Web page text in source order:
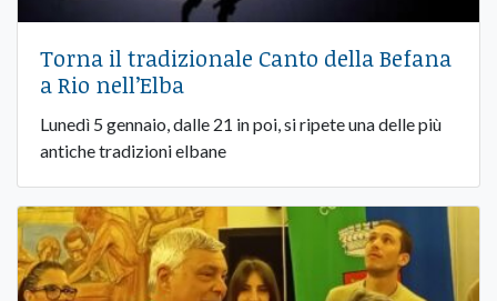
Torna il tradizionale Canto della Befana
a Rio nell’Elba
Lunedì 5 gennaio, dalle 21 in poi, si ripete una delle più
antiche tradizioni elbane